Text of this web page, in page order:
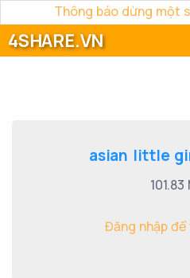
Thông báo dừng một
4SHARE.VN
asian little
101.83
Đăng nhập